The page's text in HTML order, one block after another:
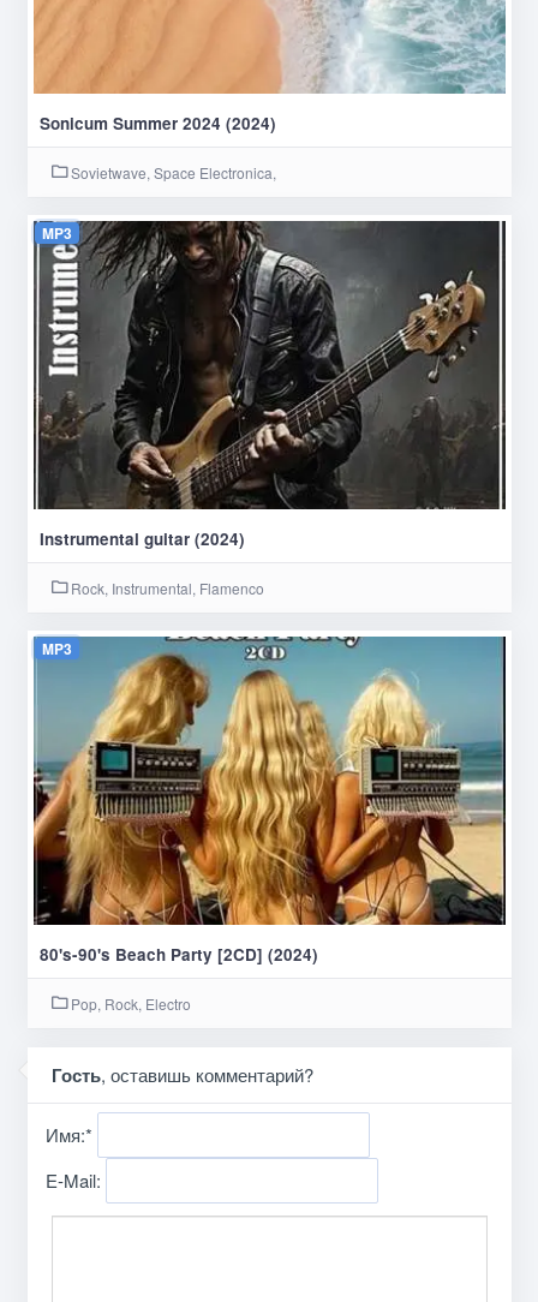
Sonicum Summer 2024 (2024)
Sovietwave, Space Electronica,
MP3
Instrumental guitar (2024)
Rock, Instrumental, Flamenco
MP3
80's-90's Beach Party [2CD] (2024)
Pop, Rock, Electro
Гость, оставишь комментарий?
Имя:*
E-Mail: